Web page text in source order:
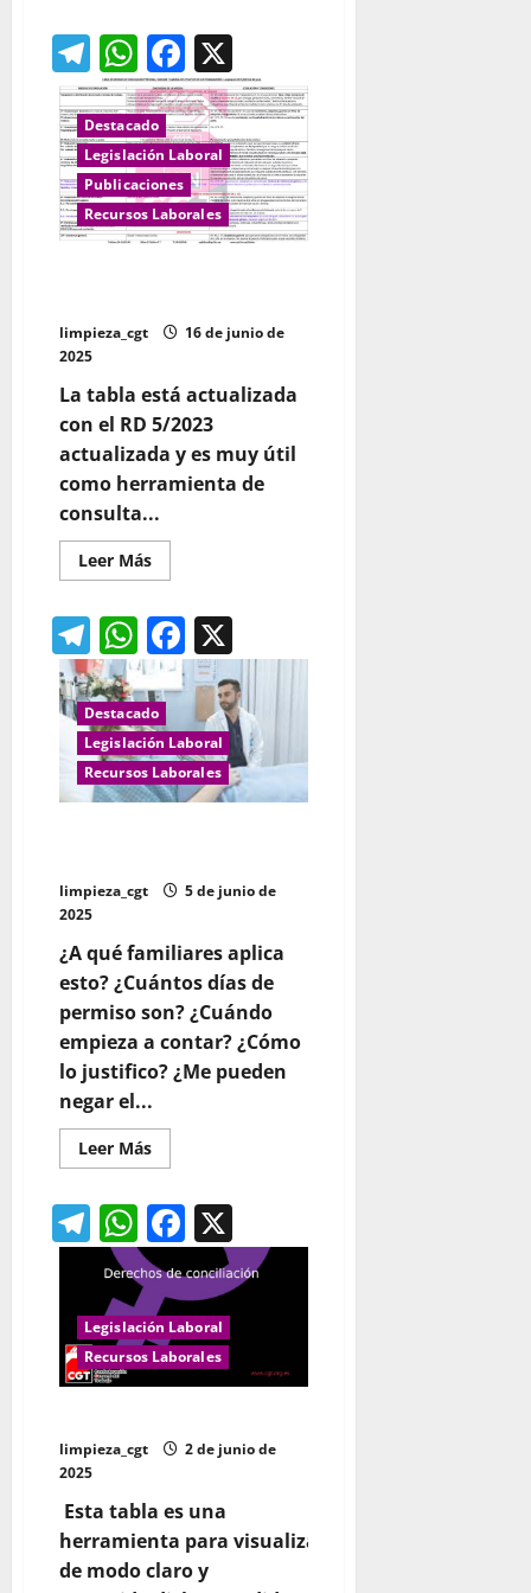
Cómo
pedir
la
reducción
de
jornada
Telegram
WhatsApp
Facebook
Destacado
Legislación Laboral
Publicaciones
Recursos Laborales
limpieza_cgt
16 de junio de
2025
La tabla está actualizada
con el RD 5/2023
actualizada y es muy útil
como herramienta de
consulta...
Leer MásLeer
más
Conciliación
Tabla
Resumen
Estatuto
de
los
Trabajadores
Telegram
WhatsApp
Facebook
Destacado
Legislación Laboral
Recursos Laborales
limpieza_cgt
5 de junio de
2025
¿A qué familiares aplica
esto? ¿Cuántos días de
permiso son? ¿Cuándo
empieza a contar? ¿Cómo
lo justifico? ¿Me pueden
negar el...
Leer MásLeer
más
EXPLICACIÓN
DE
LOS
5
DÍAS
DE
PERMISO.
Operan
a
mi
Telegram
WhatsApp
Facebook
Legislación Laboral
Recursos Laborales
limpieza_cgt
2 de junio de
2025
Esta tabla es una
herramienta para visualizar
de modo claro y